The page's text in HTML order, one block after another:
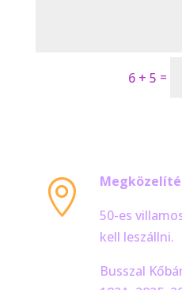
6 + 5 =

50-es
kell leszállni.
Busszal